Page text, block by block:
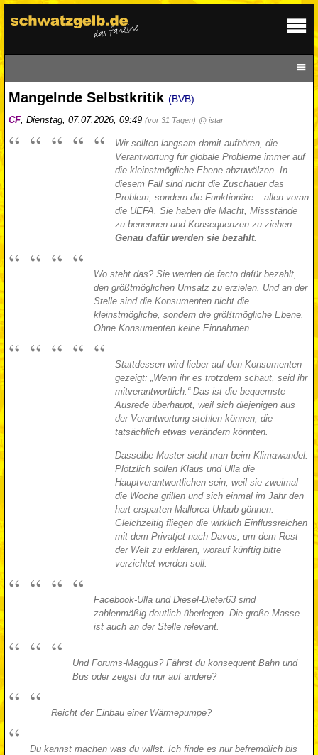
Mangelnde Selbstkritik (BVB)
CF, Dienstag, 07.07.2026, 09:49 (vor 31 Tagen) @ istar
Wir sollten langsam damit aufhören, die
Verantwortung für globale Probleme immer auf
die kleinstmögliche Ebene abzuwälzen. In
diesem Fall sind nicht die Zuschauer das
Problem, sondern die Funktionäre – allen voran
die UEFA. Sie haben die Macht, Missstände
zu benennen und Konsequenzen zu ziehen.
Genau dafür werden sie bezahlt.
Wo steht das? Sie werden de facto dafür bezahlt,
den größtmöglichen Umsatz zu erzielen. Und an der
Stelle sind die Konsumenten nicht die
kleinstmögliche, sondern die größtmögliche Ebene.
Ohne Konsumenten keine Einnahmen.
Stattdessen wird lieber auf den Konsumenten
gezeigt: „Wenn ihr es trotzdem schaut, seid ihr
mitverantwortlich.“ Das ist die bequemste
Ausrede überhaupt, weil sich diejenigen aus
der Verantwortung stehlen können, die
tatsächlich etwas verändern könnten.
Dasselbe Muster sieht man beim Klimawandel.
Plötzlich sollen Klaus und Ulla die
Hauptverantwortlichen sein, weil sie zweimal
die Woche grillen und sich einmal im Jahr den
hart ersparten Mallorca-Urlaub gönnen.
Gleichzeitig fliegen die wirklich Einflussreichen
mit dem Privatjet nach Davos, um dem Rest
der Welt zu erklären, worauf künftig bitte
verzichtet werden soll.
Facebook-Ulla und Diesel-Dieter63 sind
zahlenmäßig deutlich überlegen. Die große Masse
ist auch an der Stelle relevant.
Und Forums-Maggus? Fährst du konsequent Bahn und
Bus oder zeigst du nur auf andere?
Reicht der Einbau einer Wärmepumpe?
Du kannst machen was du willst. Ich finde es nur befremdlich bis